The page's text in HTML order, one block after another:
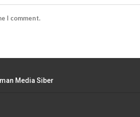
I comment.
Media Siber